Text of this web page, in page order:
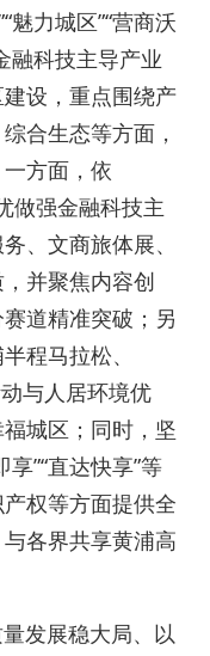
魅力城区”“营商沃
融科技主导产业
设，重点围绕产
合生态等方面，
方面，依
做强金融科技主
、文商旅体展、
并聚焦内容创
道精准突破；另
程马拉松、
与人居环境优
城区；同时，坚
”“直达快享”等
权等方面提供全
各界共享黄浦高
发展稳大局、以